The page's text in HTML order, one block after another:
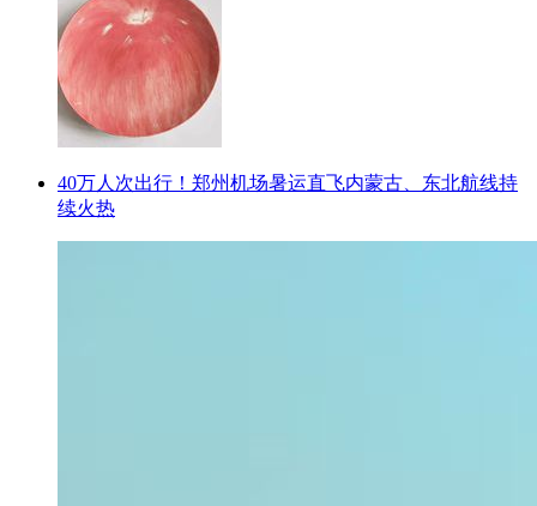
40万人次出行！郑州机场暑运直飞内蒙古、东北航线持
续火热